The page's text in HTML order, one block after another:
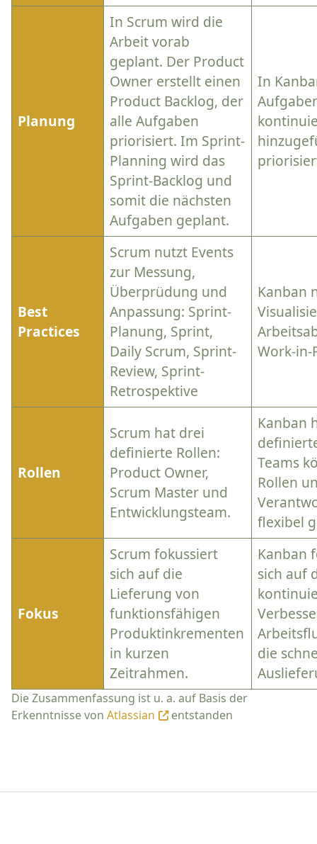
Planung
In Scrum wird die
Arbeit vorab
geplant. Der Product
Owner erstellt einen
Product Backlog, der
alle Aufgaben
priorisiert. Im Sprint-
Planning wird das
Sprint-Backlog und
somit die nächsten
Aufgaben geplant.
In
Best
Practices
Scrum nutzt Events
zur Messung,
Überprüdung und
Anpassung: Sprint-
Planung, Sprint,
Daily Scrum, Sprint-
Review, Sprint-
Retrospektive
Kanban
Work-in-
Rollen
Scrum hat drei
definierte Rollen:
Product Owner,
Scrum Master und
Entwicklungsteam.
Kanban
Teams
Rollen
flexibel
Fokus
Scrum fokussiert
sich auf die
Lieferung von
funktionsfähigen
Produktinkrementen
in kurzen
Zeitrahmen.
Kanban
sich auf
die
Die Zusammenfassung ist u. a. auf Basis der
Erkenntnisse von Atlassian entstanden